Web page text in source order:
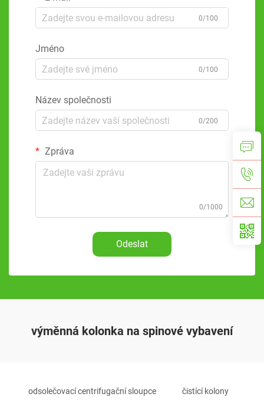
0/100
Jméno
0/100
Název společnosti
0/200
Zpráva
0/1000
Odeslat
výměnná kolonka na spinové vybavení
odsolečovací centrifugační sloupce čistící kolony